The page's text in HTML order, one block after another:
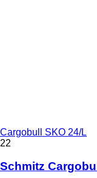
Cargobull SKO 24/L
22
Schmitz